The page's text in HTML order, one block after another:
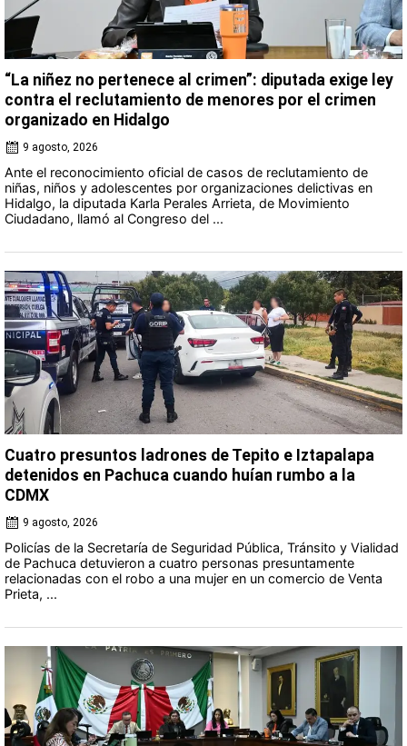
“La niñez no pertenece al crimen”: diputada exige ley
contra el reclutamiento de menores por el crimen
organizado en Hidalgo
9 agosto, 2026
Ante el reconocimiento oficial de casos de reclutamiento de
niñas, niños y adolescentes por organizaciones delictivas en
Hidalgo, la diputada Karla Perales Arrieta, de Movimiento
Ciudadano, llamó al Congreso del ...
Cuatro presuntos ladrones de Tepito e Iztapalapa
detenidos en Pachuca cuando huían rumbo a la
CDMX
9 agosto, 2026
Policías de la Secretaría de Seguridad Pública, Tránsito y Vialidad
de Pachuca detuvieron a cuatro personas presuntamente
relacionadas con el robo a una mujer en un comercio de Venta
Prieta, ...